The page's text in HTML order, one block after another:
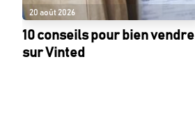
20 août 2026
10 conseils pour bien vendre
sur Vinted